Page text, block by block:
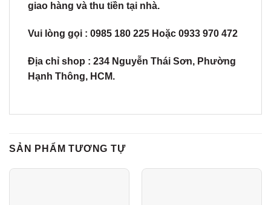
giao hàng và thu tiền tại nhà.
Vui lòng gọi : 0985 180 225 Hoặc 0933 970 472
Địa chỉ shop : 234 Nguyễn Thái Sơn, Phường
Hạnh Thông, HCM.
SẢN PHẨM TƯƠNG TỰ